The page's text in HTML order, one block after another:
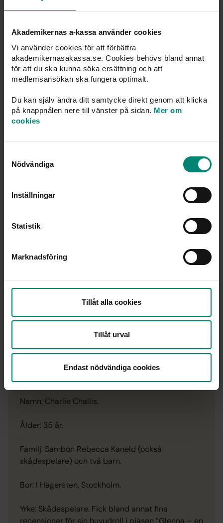
Akademikernas a-kassa använder cookies
Vi använder cookies för att förbättra
akademikernasakassa.se. Cookies behövs bland annat
för att du ska kunna söka ersättning och att
medlemsansökan ska fungera optimalt.
Du kan själv ändra ditt samtycke direkt genom att klicka
på knappnålen nere till vänster på sidan. Mer om
cookies
Nödvändiga
Inställningar
Statistik
Marknadsföring
Tillåt alla cookies
Tillåt urval
Endast nödvändiga cookies
– Det blir väldigt mycket tidsödande administration för
mig som ibland kan få erbjudanden om en eller två
dagars jobb, något som är vanligt när man filmar eller
läser in ljudböcker. Jag tycker att reglerna borde
uppdateras och anpassas efter hur verkligheten ser ut.
handläggare på Arbetsförmedlingen om att byta yrke.
Det skulle underlätta livet för Charlie Challis, för att byta
– Nej, jag älskar det här. Och hittills har det ju alltid löst
Namn: Charlie Challis.
Ålder: 35 år.
Familj: Sambon Rebecca Kaneld (också
skådespelare) och två barn.
Bor: I Hägersten, Stockholm.
Yrke: Skådespelare. Fick bland annat fina
recensioner för sin huvudroll i pjäsen ”Glenna – en